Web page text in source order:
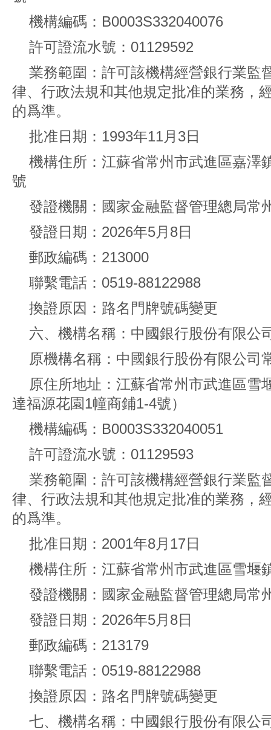
機構編碼：B0003S332040076
許可證流水號：01129592
業務範圍：許可該機構經營銀行業監
律、行政法規和其他規定批准的業務，
的爲準。
批准日期：1993年11月3日
機構住所：江蘇省常州市武進區嘉澤
號
發證機關：國家金融監督管理總局常
發證日期：2026年5月8日
郵政編碼：213000
聯繫電話：0519-88122988
換證原因：路名門牌號碼變更
六、機構名稱：中國銀行股份有限公
原機構名稱：中國銀行股份有限公司
原住所地址：江蘇省常州市武進區雪
達福源花園1幢商鋪1-4號）
機構編碼：B0003S332040051
許可證流水號：01129593
業務範圍：許可該機構經營銀行業監
律、行政法規和其他規定批准的業務，
的爲準。
批准日期：2001年8月17日
機構住所：江蘇省常州市武進區雪堰
發證機關：國家金融監督管理總局常
發證日期：2026年5月8日
郵政編碼：213179
聯繫電話：0519-88122988
換證原因：路名門牌號碼變更
七、機構名稱：中國銀行股份有限公